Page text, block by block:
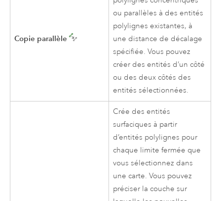
Copie parallèle
ou parallèles à des entités
polylignes existantes, à
une distance de décalage
spécifiée. Vous pouvez
créer des entités d’un côté
ou des deux côtés des
entités sélectionnées.
Crée des entités
surfaciques à partir
d’entités polylignes pour
chaque limite fermée que
vous sélectionnez dans
une carte. Vous pouvez
préciser la couche sur